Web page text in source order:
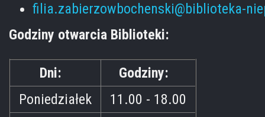
filia.zabierzowbochenski@biblioteka-
Godziny otwarcia Biblioteki:
Dni:
Godziny:
Poniedziałek
11.00 - 18.00